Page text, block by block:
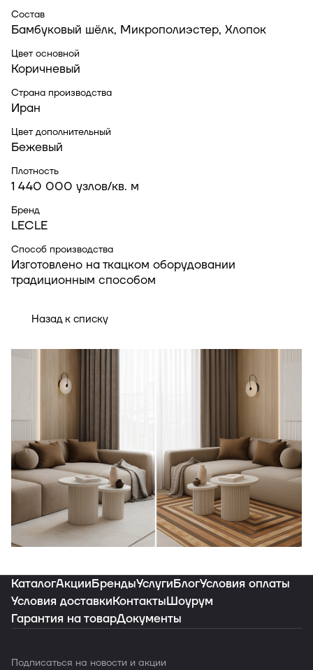
Состав
Бамбуковый шёлк, Микрополиэстер, Хлопок
Цвет основной
Коричневый
Страна производства
Иран
Цвет дополнительный
Бежевый
Плотность
1 440 000 узлов/кв. м
Бренд
LECLE
Способ производства
Изготовлено на ткацком оборудовании
традиционным способом
Назад к списку
ваш интерьер
Заказать подборку
КаталогАкцииБрендыУслугиБлогУсловия оплаты
Условия доставкиКонтактыШоурум
Гарантия на товарДокументы
Подписаться на новости и акции